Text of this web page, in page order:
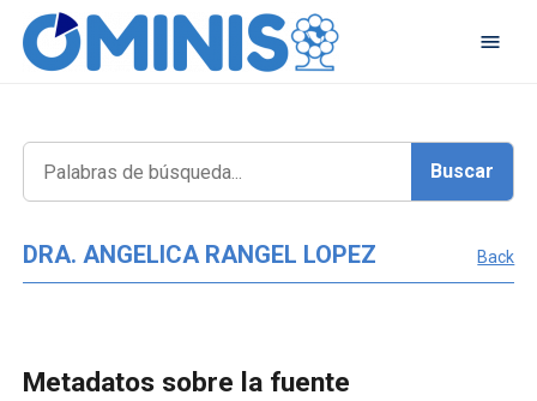
DRA. ANGELICA RANGEL LOPEZ Back
Metadatos sobre la fuente